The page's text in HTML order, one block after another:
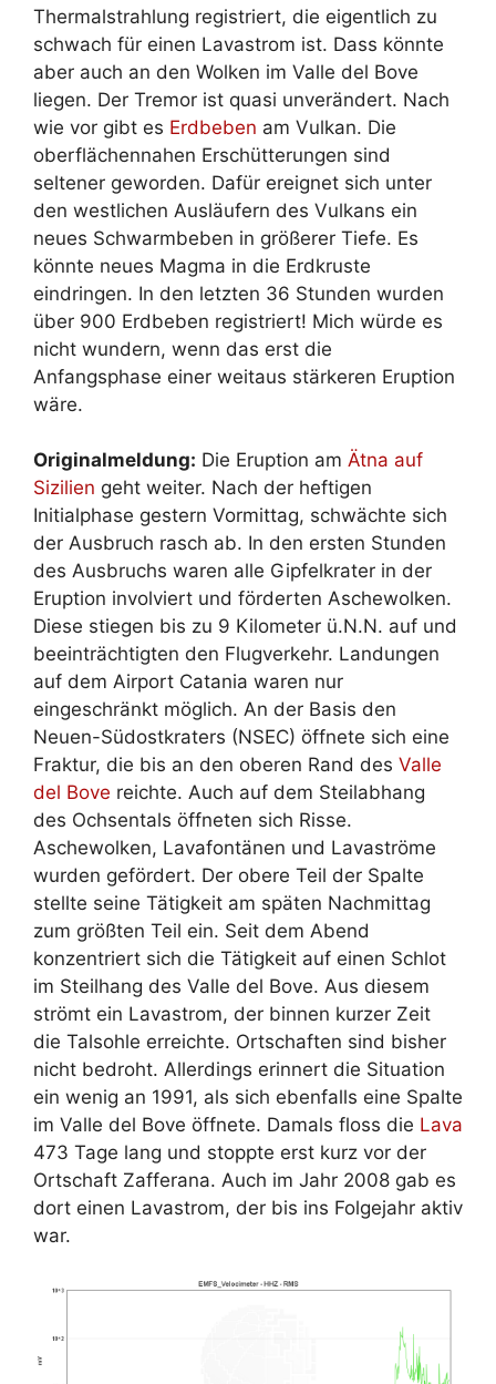
Thermalstrahlung registriert, die eigentlich zu
schwach für einen Lavastrom ist. Dass könnte
aber auch an den Wolken im Valle del Bove
liegen. Der Tremor ist quasi unverändert. Nach
wie vor gibt es Erdbeben am Vulkan. Die
oberflächennahen Erschütterungen sind
seltener geworden. Dafür ereignet sich unter
den westlichen Ausläufern des Vulkans ein
neues Schwarmbeben in größerer Tiefe. Es
könnte neues Magma in die Erdkruste
eindringen. In den letzten 36 Stunden wurden
über 900 Erdbeben registriert! Mich würde es
nicht wundern, wenn das erst die
Anfangsphase einer weitaus stärkeren Eruption
wäre.
Originalmeldung: Die Eruption am Ätna auf
Sizilien geht weiter. Nach der heftigen
Initialphase gestern Vormittag, schwächte sich
der Ausbruch rasch ab. In den ersten Stunden
des Ausbruchs waren alle Gipfelkrater in der
Eruption involviert und förderten Aschewolken.
Diese stiegen bis zu 9 Kilometer ü.N.N. auf und
beeinträchtigten den Flugverkehr. Landungen
auf dem Airport Catania waren nur
eingeschränkt möglich. An der Basis den
Neuen-Südostkraters (NSEC) öffnete sich eine
Fraktur, die bis an den oberen Rand des Valle
del Bove reichte. Auch auf dem Steilabhang
des Ochsentals öffneten sich Risse.
Aschewolken, Lavafontänen und Lavaströme
wurden gefördert. Der obere Teil der Spalte
stellte seine Tätigkeit am späten Nachmittag
zum größten Teil ein. Seit dem Abend
konzentriert sich die Tätigkeit auf einen Schlot
im Steilhang des Valle del Bove. Aus diesem
strömt ein Lavastrom, der binnen kurzer Zeit
die Talsohle erreichte. Ortschaften sind bisher
nicht bedroht. Allerdings erinnert die Situation
ein wenig an 1991, als sich ebenfalls eine Spalte
im Valle del Bove öffnete. Damals floss die Lava
473 Tage lang und stoppte erst kurz vor der
Ortschaft Zafferana. Auch im Jahr 2008 gab es
dort einen Lavastrom, der bis ins Folgejahr aktiv
war.